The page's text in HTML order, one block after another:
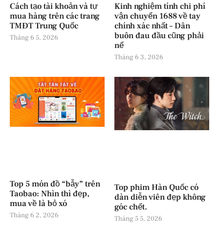
Cách tạo tài khoản và tự
mua hàng trên các trang
TMĐT Trung Quốc
Tháng 6 5, 2026
Kinh nghiệm tính chi phí
vận chuyển 1688 về tay
chính xác nhất – Dân
buôn đau đầu cũng phải
nể
Tháng 6 3, 2026
Top 5 món đồ “bẫy” trên
Taobao: Nhìn thì đẹp,
mua về là bỏ xó
Tháng 6 2, 2026
Top phim Hàn Quốc có
dàn diễn viên đẹp không
góc chết.
Tháng 5 5, 2026